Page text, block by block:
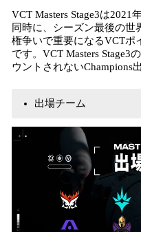
VCT Masters Stage3は2021
同時に、シーズン最後の世
権争いで重要になるVCTポ
です。VCT Masters Stage3
ウントされないChampions
出場チーム